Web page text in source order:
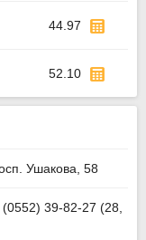
44.97
52.10
Ушакова, 58
39-82-27 (28,